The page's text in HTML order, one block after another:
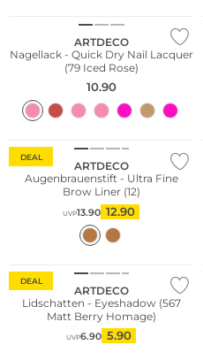
ARTDECO
Nagellack - Quick Dry Nail Lacquer
(79 Iced Rose)
10.90
DEAL
Wasserfest
ARTDECO
Augenbrauenstift - Ultra Fine
Brow Liner (12)
UVP13.90 12.90
DEAL
ARTDECO
Lidschatten - Eyeshadow (567
Matt Berry Homage)
UVP6.90 5.90